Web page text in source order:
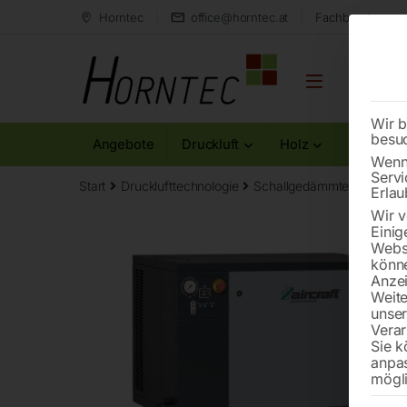
Horntec office@horntec.at Fachberatung
Angebote Druckluft Holz Metall
Start Drucklufttechnologie Schallgedämmte
Wir
Wir
Sie